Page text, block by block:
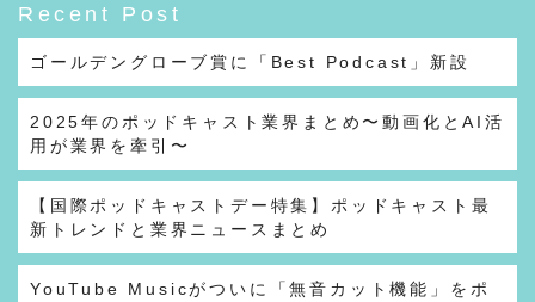
Recent Post
ゴールデングローブ賞に「Best Podcast」新設
2025年のポッドキャスト業界まとめ〜動画化とAI活
用が業界を牽引〜
【国際ポッドキャストデー特集】ポッドキャスト最
新トレンドと業界ニュースまとめ
YouTube Musicがついに「無音カット機能」をポ